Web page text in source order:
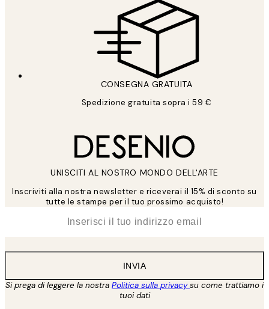
CONSEGNA GRATUITA
Spedizione gratuita sopra i 59 €
UNISCITI AL NOSTRO MONDO DELL'ARTE
Inscriviti alla nostra newsletter e riceverai il 15% di sconto su
tutte le stampe per il tuo prossimo acquisto!
INVIA
Si prega di leggere la nostra Politica sulla privacysu come trattiamo i
tuoi dati